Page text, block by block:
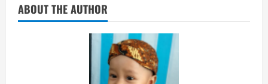
ABOUT THE AUTHOR